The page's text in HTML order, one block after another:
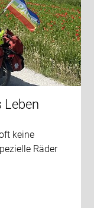
Leben
keine
Räder